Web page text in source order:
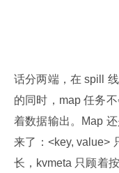
话分两端，在 spill
的同时，map 任务
着数据输出。Map
来了：<key, value>
长，kvmeta 只顾着